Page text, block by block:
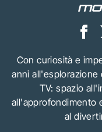
Con curiosità e
anni all'esplorazione
TV: spazio
all'approfondimento
al